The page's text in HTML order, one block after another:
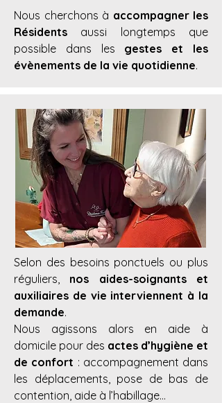
Nous cherchons à accompagner les
Résidents aussi longtemps que
possible dans les gestes et les
évènements de la vie quotidienne.
Selon des besoins ponctuels ou plus
réguliers, nos aides-soignants et
auxiliaires de vie interviennent à la
demande.
Nous agissons alors en aide à
domicile pour des actes d’hygiène et
de confort : accompagnement dans
les déplacements, pose de bas de
contention, aide à l’habillage…